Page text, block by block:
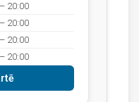
20:00
20:00
20:00
20:00